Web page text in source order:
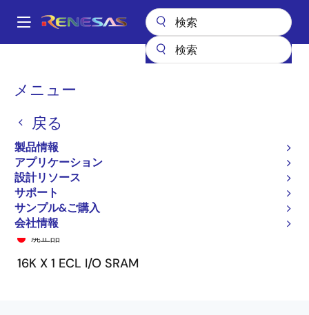
ン
Main
メニュー
戻る
製品情報
アプリケーション
設計リソース
サポート
サンプル&ご購入
会社情報
パ
く
ず
101480 101480S10D
101480S10D
廃止品
16K X 1 ECL I/O SRAM